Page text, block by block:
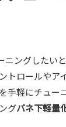
ングしたい
トロールやア
手軽にチュー
グバネ下軽量